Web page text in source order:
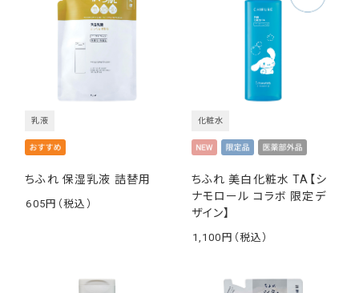
ちふれ 保湿乳液 詰替用
乳液
605
ちふれ 美白化粧水 TA【シ
ナモロール コラボ 限定デ
ザイン】
化粧水
1,100